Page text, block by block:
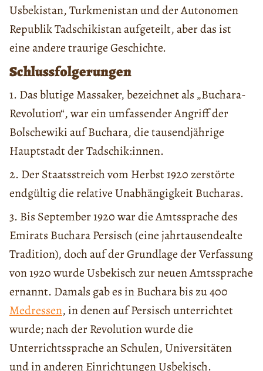
Usbekistan, Turkmenistan und der Autonomen
Republik Tadschikistan aufgeteilt, aber das ist
eine andere traurige Geschichte.
Schlussfolgerungen
1. Das blutige Massaker, bezeichnet als „Buchara-
Revolution“, war ein umfassender Angriff der
Bolschewiki auf Buchara, die tausendjährige
Hauptstadt der Tadschik:innen.
2. Der Staatsstreich vom Herbst 1920 zerstörte
endgültig die relative Unabhängigkeit Bucharas.
3. Bis September 1920 war die Amtssprache des
Emirats Buchara Persisch (eine jahrtausendealte
Tradition), doch auf der Grundlage der Verfassung
von 1920 wurde Usbekisch zur neuen Amtssprache
ernannt. Damals gab es in Buchara bis zu 400
Medressen, in denen auf Persisch unterrichtet
wurde; nach der Revolution wurde die
Unterrichtssprache an Schulen, Universitäten
und in anderen Einrichtungen Usbekisch.